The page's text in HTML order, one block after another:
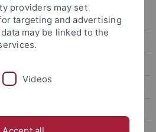
weiter?
providers may set
targeting and advertising
may be linked to the
Videos